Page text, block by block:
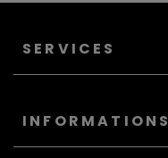
SERVICES
INFORMATIONS